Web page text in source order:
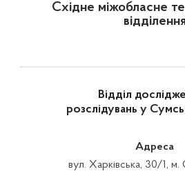
Східне міжобласне
Відділ
розслідувань у
Адреса
вул. Харківська, 30/1,